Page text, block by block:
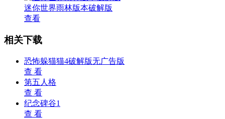
迷你世界雨林版本破解版
查看
相关下载
恐怖躲猫猫4破解版无广告版
查 看
第五人格
查 看
纪念碑谷1
查 看